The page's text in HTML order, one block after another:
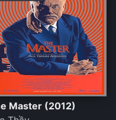
Master (2012)